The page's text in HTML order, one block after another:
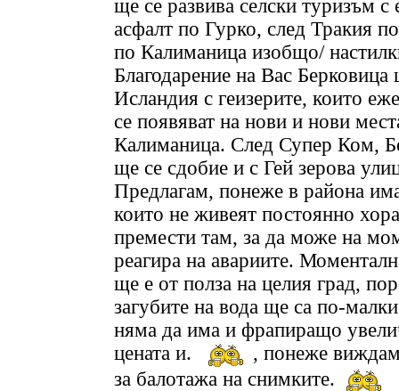
ще се развива селски туризъм с
асфалт по Гурко, след Тракия
по Калиманица изобщо/
Благодарение на Вас Берковица
Исландия с геизерите, които
се появяват на нови и нови
Калиманица. След Супер Ком,
ще се сдобие и с Гей зерова
Предлагам, понеже в района
които не живеят постоянно
премести там, за да може на
реагира на авариите.
ще е от полза на целия град,
загубите на вода ще са по-
няма да има и фрапиращо
цената и.
, понеже
за балотажа на снимките.